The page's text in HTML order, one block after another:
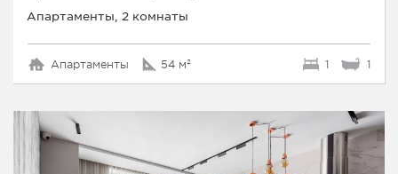
Апартаменты, 2 комнаты
Апартаменты 54 м² 1 1